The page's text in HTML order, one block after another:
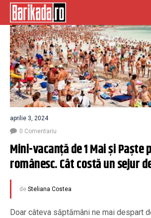
aprilie 3, 2024
0 Comentariu
Mini-vacanță de 1 Mai și
românesc. Cât costă un sejur
de Steliana Costea
Doar câteva săptămâni ne mai despart